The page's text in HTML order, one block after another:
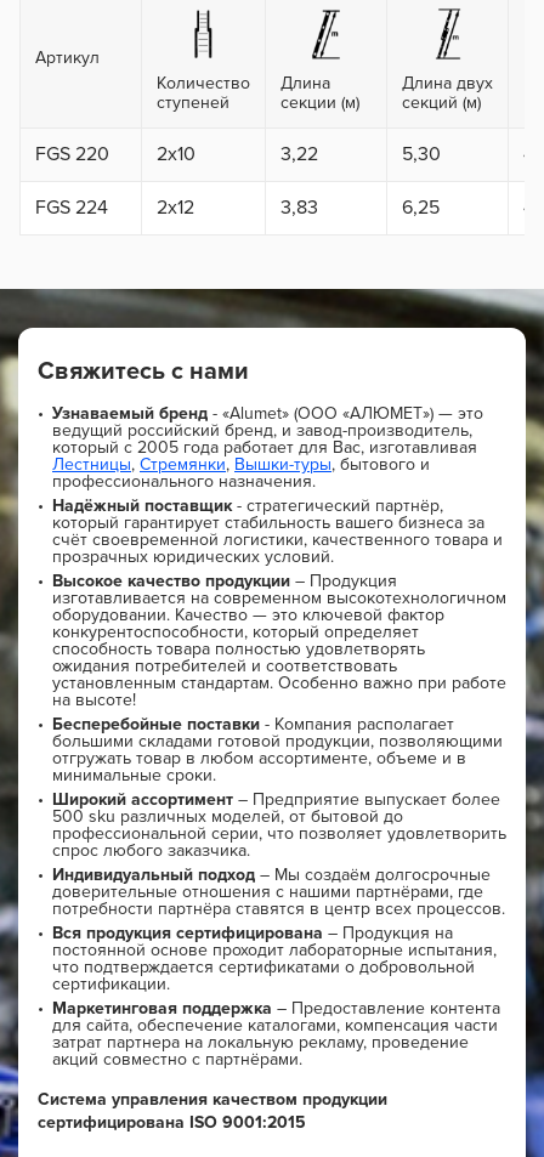
Артикул
Количество
ступеней
Длина
секции (м)
Длина двух
секций (м)
FGS 220 2x10 3,22 5,30
FGS 224 2x12 3,83 6,25
Свяжитесь с нами
Узнаваемый бренд - «Alumet» (ООО «АЛЮМЕТ») — это
ведущий российский бренд, и завод-производитель,
который с 2005 года работает для Вас, изготавливая
Лестницы, Стремянки, Вышки-туры, бытового и
профессионального назначения.
Надёжный поставщик- стратегический партнёр,
который гарантирует стабильность вашего бизнеса за
счёт своевременной логистики, качественного товара и
прозрачных юридических условий.
Высокое качество продукции – Продукция
изготавливается на современном высокотехнологичном
оборудовании. Качество — это ключевой фактор
конкурентоспособности, который определяет
способность товара полностью удовлетворять
ожидания потребителей и соответствовать
установленным стандартам. Особенно важно при работе
на высоте!
Бесперебойные поставки - Компания располагает
большими складами готовой продукции, позволяющими
отгружать товар в любом ассортименте, объеме и в
минимальные сроки.
Широкий ассортимент – Предприятие выпускает более
500 sku различных моделей, от бытовой до
профессиональной серии, что позволяет удовлетворить
спрос любого заказчика.
Индивидуальный подход – Мы создаём долгосрочные
доверительные отношения с нашими партнёрами, где
потребности партнёра ставятся в центр всех процессов.
Вся продукция сертифицирована – Продукция на
постоянной основе проходит лабораторные испытания,
что подтверждается сертификатами о добровольной
сертификации.
Маркетинговая поддержка – Предоставление контента
для сайта, обеспечение каталогами, компенсация части
затрат партнера на локальную рекламу, проведение
акций совместно с партнёрами.
Система управления качеством продукции
сертифицирована ISO 9001:2015